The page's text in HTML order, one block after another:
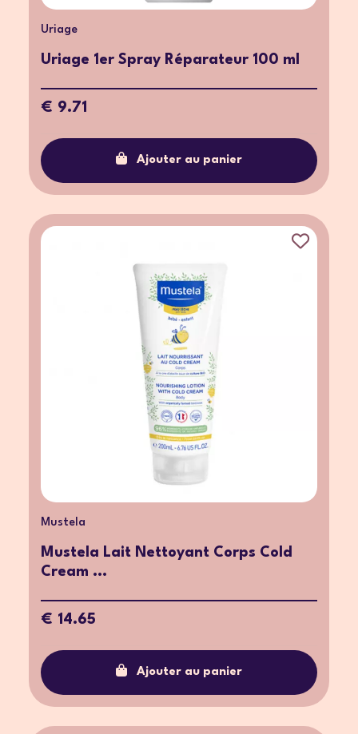
Uriage
Uriage 1er Spray Réparateur 100 ml
€ 9.71
Ajouter au panier
Mustela
Mustela Lait Nettoyant Corps Cold
Cream ...
€ 14.65
Ajouter au panier